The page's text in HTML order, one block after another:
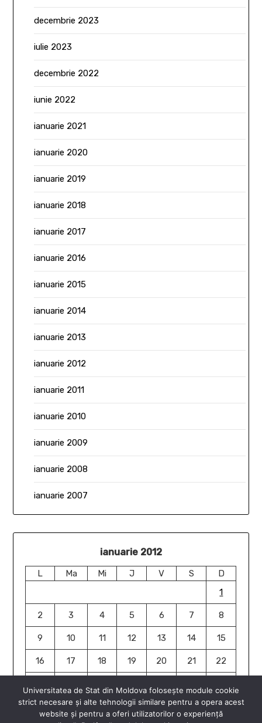
decembrie 2023
iulie 2023
decembrie 2022
iunie 2022
ianuarie 2021
ianuarie 2020
ianuarie 2019
ianuarie 2018
ianuarie 2017
ianuarie 2016
ianuarie 2015
ianuarie 2014
ianuarie 2013
ianuarie 2012
ianuarie 2011
ianuarie 2010
ianuarie 2009
ianuarie 2008
ianuarie 2007
ianuarie 2012
L Ma Mi J V S
D
1
2 3 4 5 6 7 8
9 10 11 12 13 14 15
16 17 18 19 20 21 22
30
31
Universitatea de Stat din Moldova folosește module cookie
strict necesare și alte tehnologii similare pentru a opera acest
website și pentru a oferi utilizatorilor o experiență